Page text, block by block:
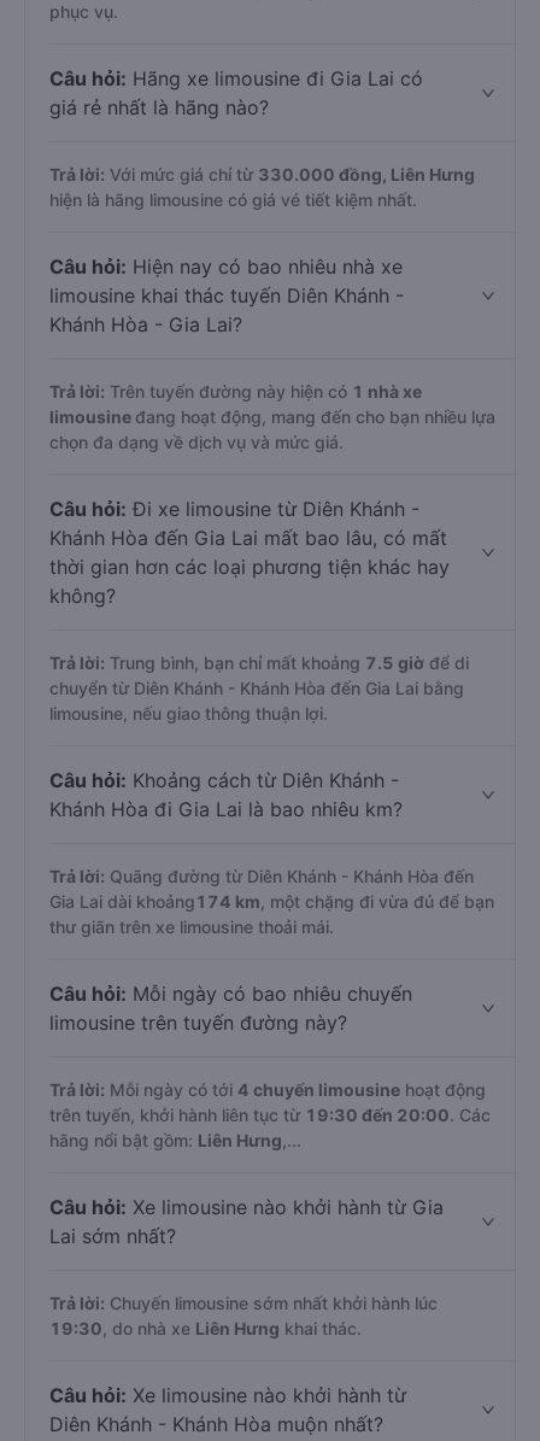
phục vụ.
Câu hỏi: Hãng xe limousine đi Gia Lai có
giá rẻ nhất là hãng nào?
Trả lời: Với mức giá chỉ từ 330.000 đồng, Liên Hưng
hiện là hãng limousine có giá vé tiết kiệm nhất.
Câu hỏi: Hiện nay có bao nhiêu nhà xe
limousine khai thác tuyến Diên Khánh -
Khánh Hòa - Gia Lai?
Trả lời: Trên tuyến đường này hiện có 1 nhà xe
limousine đang hoạt động, mang đến cho bạn nhiều lựa
chọn đa dạng về dịch vụ và mức giá.
Câu hỏi: Đi xe limousine từ Diên Khánh -
Khánh Hòa đến Gia Lai mất bao lâu, có mất
thời gian hơn các loại phương tiện khác hay
không?
Trả lời: Trung bình, bạn chỉ mất khoảng 7.5 giờ để di
chuyển từ Diên Khánh - Khánh Hòa đến Gia Lai bằng
limousine, nếu giao thông thuận lợi.
Câu hỏi: Khoảng cách từ Diên Khánh -
Khánh Hòa đi Gia Lai là bao nhiêu km?
Trả lời: Quãng đường từ Diên Khánh - Khánh Hòa đến
Gia Lai dài khoảng174 km , một chặng đi vừa đủ để bạn
thư giãn trên xe limousine thoải mái.
Câu hỏi: Mỗi ngày có bao nhiêu chuyến
limousine trên tuyến đường này?
Trả lời: Mỗi ngày có tới 4 chuyến limousine hoạt động
trên tuyến, khởi hành liên tục từ 19:30 đến 20:00. Các
hãng nổi bật gồm: Liên Hưng ,...
Câu hỏi: Xe limousine nào khởi hành từ Gia
Lai sớm nhất?
Trả lời: Chuyến limousine sớm nhất khởi hành lúc
19:30 , do nhà xe Liên Hưng khai thác.
Câu hỏi: Xe limousine nào khởi hành từ
Diên Khánh - Khánh Hòa muộn nhất?